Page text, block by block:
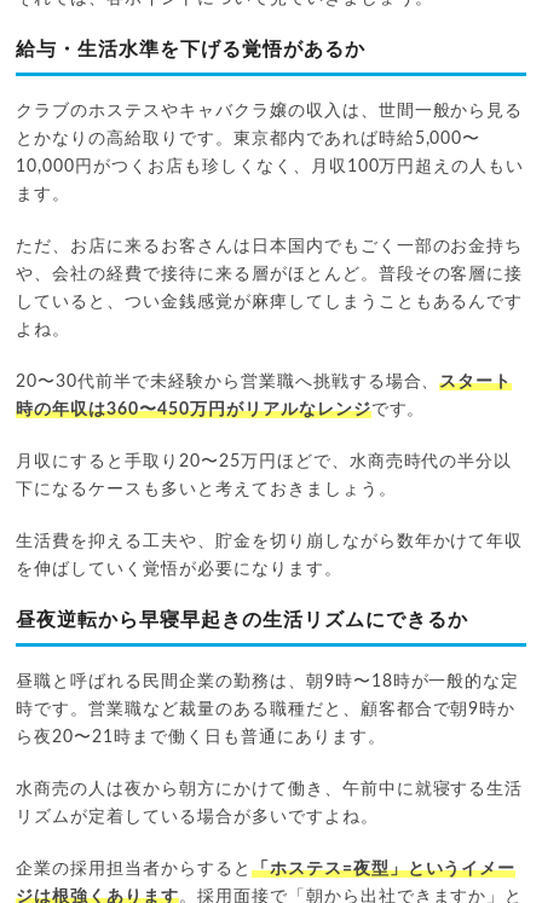
給与・生活水準を下げる覚悟があるか
クラブのホステスやキャバクラ嬢の収入は、世間一般から見る
とかなりの高給取りです。東京都内であれば時給5,000〜
10,000円がつくお店も珍しくなく、月収100万円超えの人もい
ます。
ただ、お店に来るお客さんは日本国内でもごく一部のお金持ち
や、会社の経費で接待に来る層がほとんど。普段その客層に接
していると、つい金銭感覚が麻痺してしまうこともあるんです
よね。
20〜30代前半で未経験から営業職へ挑戦する場合、スタート
時の年収は360〜450万円がリアルなレンジです。
月収にすると手取り20〜25万円ほどで、水商売時代の半分以
下になるケースも多いと考えておきましょう。
生活費を抑える工夫や、貯金を切り崩しながら数年かけて年収
を伸ばしていく覚悟が必要になります。
昼夜逆転から早寝早起きの生活リズムにできるか
昼職と呼ばれる民間企業の勤務は、朝9時〜18時が一般的な定
時です。営業職など裁量のある職種だと、顧客都合で朝9時か
ら夜20〜21時まで働く日も普通にあります。
水商売の人は夜から朝方にかけて働き、午前中に就寝する生活
リズムが定着している場合が多いですよね。
企業の採用担当者からすると 「ホステス=夜型」というイメー
ジは根強くあります。採用面接で「朝から出社できますか」と